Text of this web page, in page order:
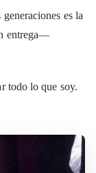
es la
entrega—
todo lo que soy.